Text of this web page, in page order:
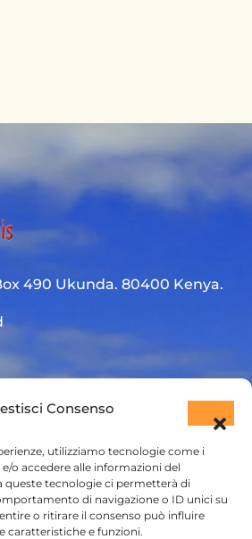
Consenso
utilizziamo tecnologie come i
o accedere alle informazioni del
queste tecnologie ci permetterà di
di navigazione o ID unici su
o ritirare il consenso può influire
caratteristiche e funzioni.
490 Ukunda. 80400 Kenya.